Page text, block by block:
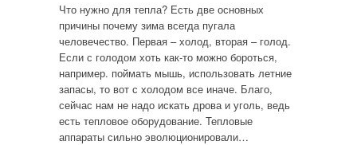
Что нужно для тепла? Есть две основных
причины почему зима всегда пугала
человечество. Первая – холод, вторая – голод.
Если с голодом хоть как-то можно бороться,
например. поймать мышь, использовать летние
запасы, то вот с холодом все иначе. Благо,
сейчас нам не надо искать дрова и уголь, ведь
есть тепловое оборудование. Тепловые
аппараты сильно эволюционировали…